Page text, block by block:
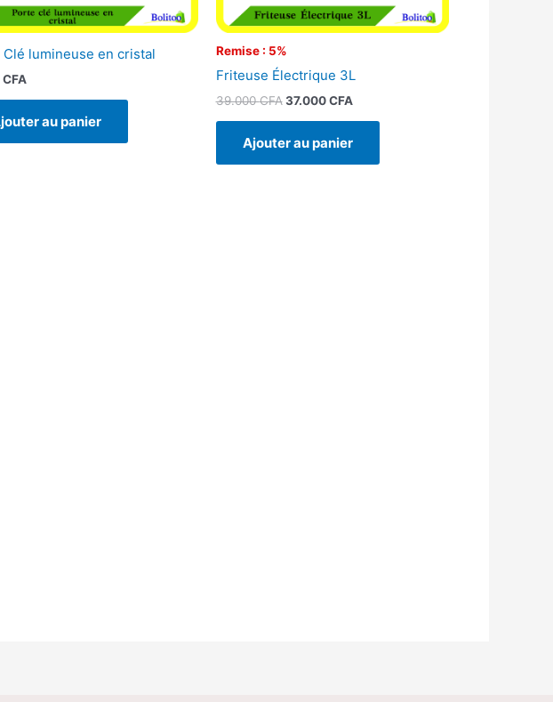
lumineuse en cristal
CFA
au panier
Remise : 5%
Friteuse Électrique 3L
39.000CFA 37.000CFA
Ajouter au panier